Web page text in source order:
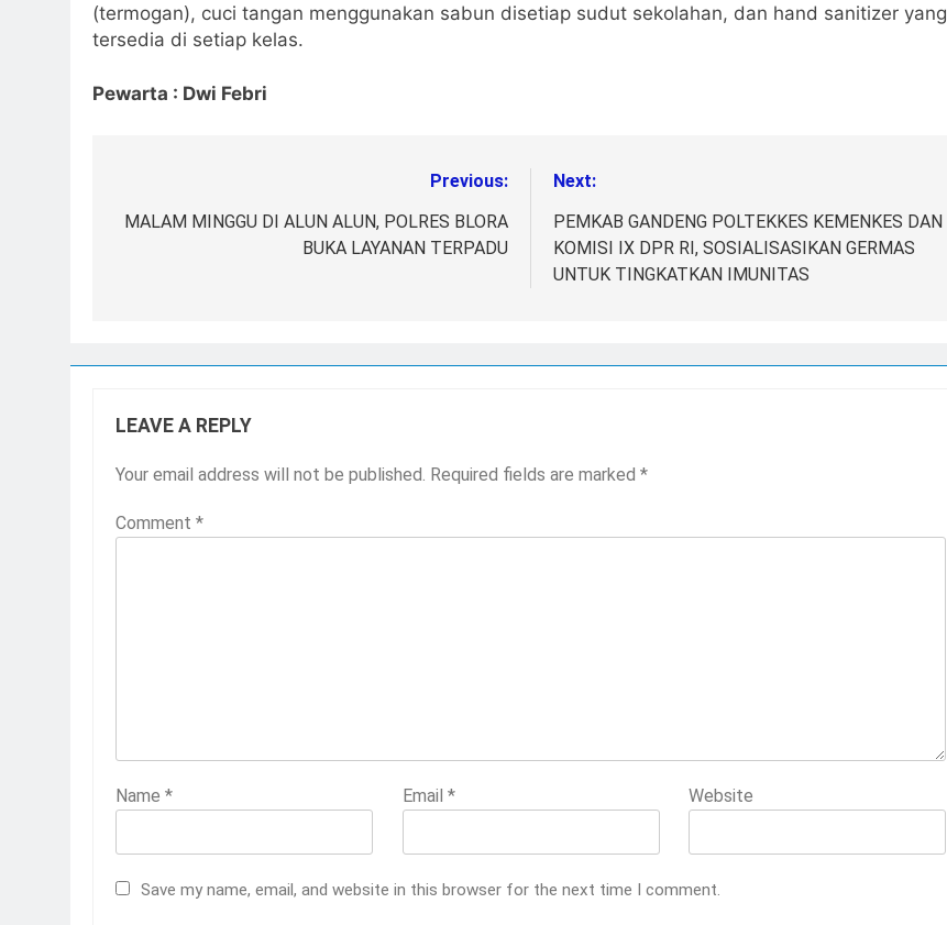
(termogan), cuci tangan menggunakan sabun disetiap sudut sekolahan, dan hand sanitizer yang
tersedia di setiap kelas.
Pewarta : Dwi Febri
navigation
Previous:
MALAM MINGGU DI ALUN ALUN, POLRES BLORA
BUKA LAYANAN TERPADU
Next:
PEMKAB GANDENG POLTEKKES KEMENKES DAN
KOMISI IX DPR RI, SOSIALISASIKAN GERMAS
UNTUK TINGKATKAN IMUNITAS
LEAVE A REPLY
Your email address will not be published. Required fields are marked *
Comment *
Name * Email * Website
Save my name, email, and website in this browser for the next time I comment.